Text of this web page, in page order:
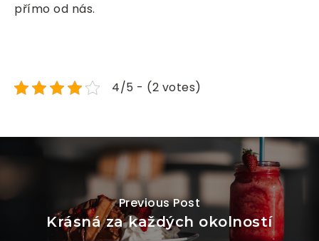
přímo od nás.
4/5 - (2 votes)
Previous Post
Krásná za každých okolností